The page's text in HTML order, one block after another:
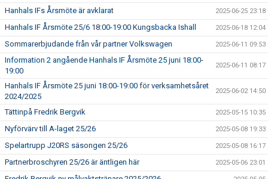
Hanhals IFs Årsmöte är avklarat 2025-06-25 23:18
Hanhals IF Årsmöte 25/6 18:00-19:00 Kungsbacka Ishall 2025-06-18 12:04
Sommarerbjudande från vår partner Volkswagen 2025-06-11 09:53
Information 2 angående Hanhals IF Årsmöte 25 juni 18:00-
19:00
2025-06-11 08:17
Hanhals IF Årsmöte 25 juni 18:00-19:00 för verksamhetsåret
2024/2025
2025-06-02 14:50
Tättinpå Fredrik Bergvik 2025-05-15 10:35
Nyförvärv till A-laget 25/26 2025-05-08 19:33
Spelartrupp J20RS säsongen 25/26 2025-05-08 16:17
Partnerbroschyren 25/26 är äntligen här 2025-05-06 23:01